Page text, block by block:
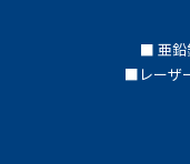
■ 亜鉛
■レーザ